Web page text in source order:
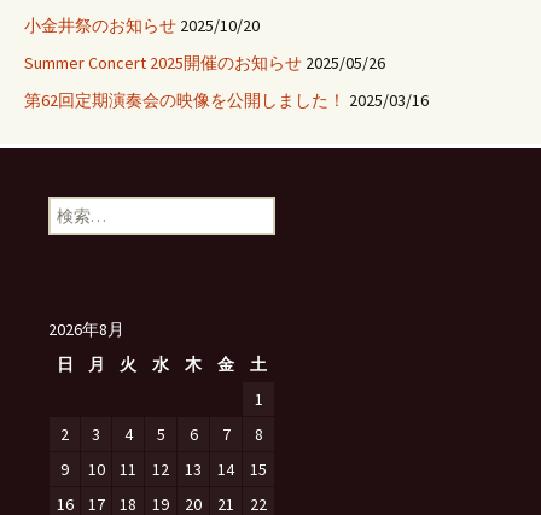
小金井祭のお知らせ 2025/10/20
Summer Concert 2025開催のお知らせ 2025/05/26
第62回定期演奏会の映像を公開しました！ 2025/03/16
検
索:
2026年8月
日
月 火 水 木 金
土
1
2
3 4 5 6 7
8
9
10 11 12 13 14
15
16
17 18 19 20 21 22